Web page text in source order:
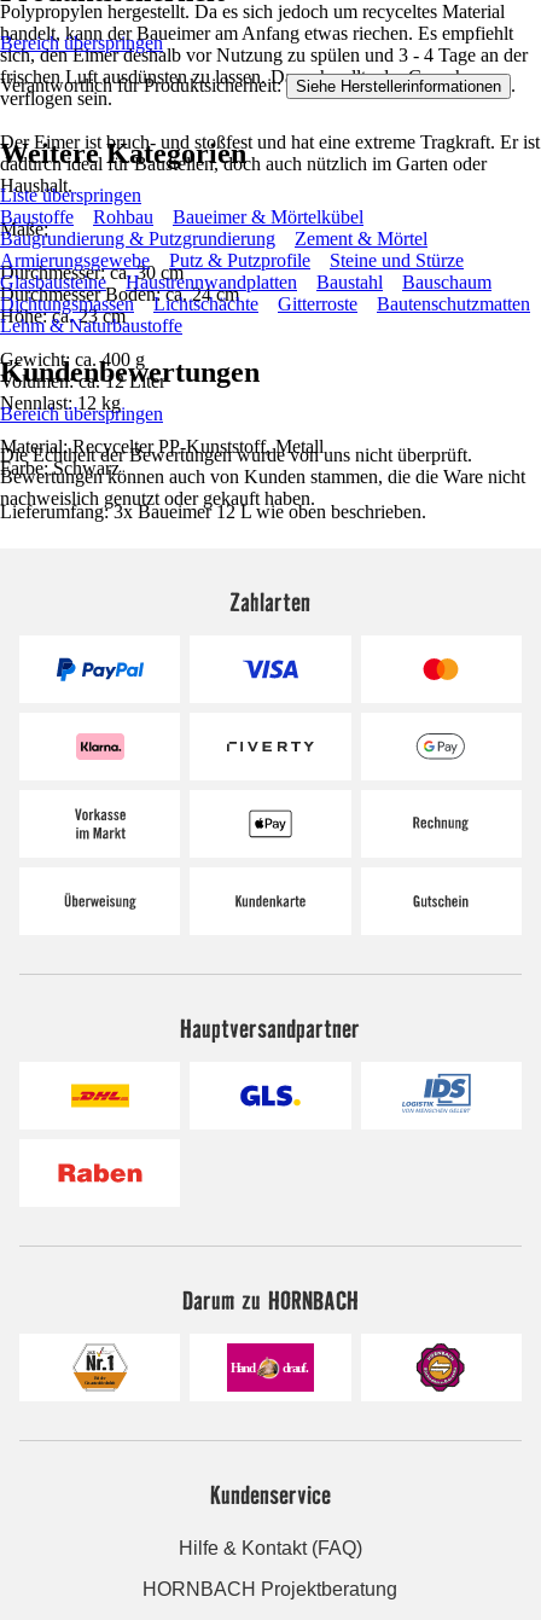
Polypropylen hergestellt. Da es sich jedoch um recyceltes Material
handelt, kann der Baueimer am Anfang etwas riechen. Es empfiehlt
sich, den Eimer deshalb vor Nutzung zu spülen und 3 - 4 Tage an der
frischen Luft ausdünsten zu lassen. Danach sollte der Geruch
verflogen sein.
Der Eimer ist bruch- und stoßfest und hat eine extreme Tragkraft. Er ist
dadurch ideal für Baustellen, doch auch nützlich im Garten oder
Haushalt.
Maße:
Durchmesser: ca. 30 cm
Durchmesser Boden: ca. 24 cm
Höhe: ca. 23 cm
Gewicht: ca. 400 g
Volumen: ca. 12 Liter
Nennlast: 12 kg
Material: Recycelter PP-Kunststoff, Metall
Farbe: Schwarz
Lieferumfang: 3x Baueimer 12 L wie oben beschrieben.
Bereich überspringen
Verantwortlich für Produktsicherheit: Siehe Herstellerinformationen .
Weitere Kategorien
Liste überspringen
Baustoffe
Rohbau
Baueimer & Mörtelkübel
Baugrundierung & Putzgrundierung
Zement & Mörtel
Armierungsgewebe
Putz & Putzprofile
Steine und Stürze
Glasbausteine
Haustrennwandplatten Baustahl
Bauschaum
Dichtungsmassen
Lichtschächte Gitterroste
Bautenschutzmatten
Lehm & Naturbaustoffe
Kundenbewertungen
Bereich überspringen
Die Echtheit der Bewertungen wurde von uns nicht überprüft.
Bewertungen können auch von Kunden stammen, die die Ware nicht
nachweislich genutzt oder gekauft haben.
Zahlarten
Hauptversandpartner
Darum zu HORNBACH
Kundenservice
Hilfe & Kontakt (FAQ)
HORNBACH Projektberatung